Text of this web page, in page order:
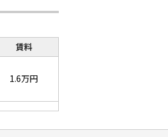
賃料
1.6万円